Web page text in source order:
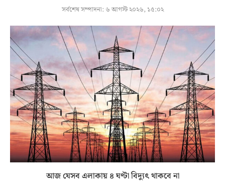
সর্বশেষ সম্পাদনা: ৬ আগস্ট ২০২৬, ১৫:০২
আজ যেসব এলাকায় ৪ ঘণ্টা বিদ্যুৎ থাকবে না